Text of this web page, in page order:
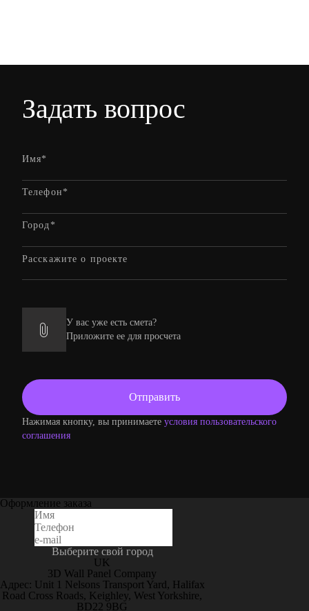
Задать вопрос
У вас уже есть смета?
Приложите ее для просчета
Нажимая кнопку, вы принимаете условия пользовательского
соглашения
Оформление заказа
Выберите свой город
UK
3D Wall Panel Company
Адрес: Unit 1 Nelsons Transport Yard, Halifax
Road Cross Roads, Keighley, West Yorkshire,
BD22 9BG